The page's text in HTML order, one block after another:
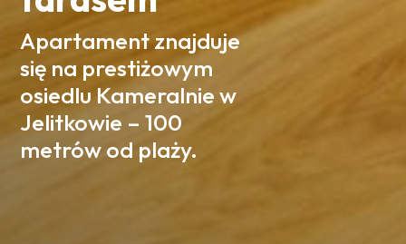
Apartament znajduje
się na prestiżowym
osiedlu Kameralnie w
Jelitkowie – 100
metrów od plaży.